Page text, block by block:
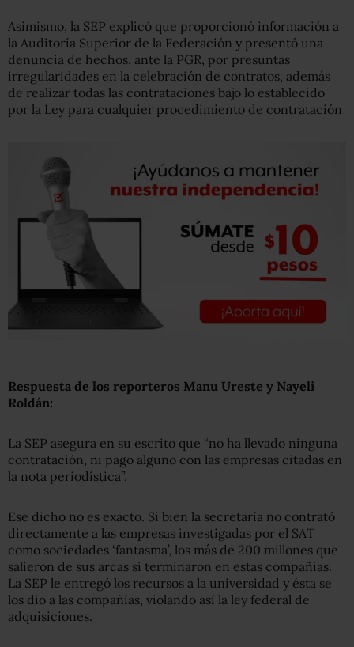
Asimismo, la SEP explicó que proporcionó información a
la Auditoría Superior de la Federación y presentó una
denuncia de hechos, ante la PGR, por presuntas
irregularidades en la celebración de contratos, además
de realizar todas las contrataciones bajo lo establecido
por la Ley para cualquier procedimiento de contratación
Respuesta de los reporteros Manu Ureste y Nayeli
Roldán:
La SEP asegura en su escrito que “no ha llevado ninguna
contratación, ni pago alguno con las empresas citadas en
la nota periodística”.
Ese dicho no es exacto. Si bien la secretaría no contrató
directamente a las empresas investigadas por el SAT
como sociedades ‘fantasma’, los más de 200 millones que
salieron de sus arcas sí terminaron en estas compañías.
La SEP le entregó los recursos a la universidad y ésta se
los dio a las compañías, violando así la ley federal de
adquisiciones.